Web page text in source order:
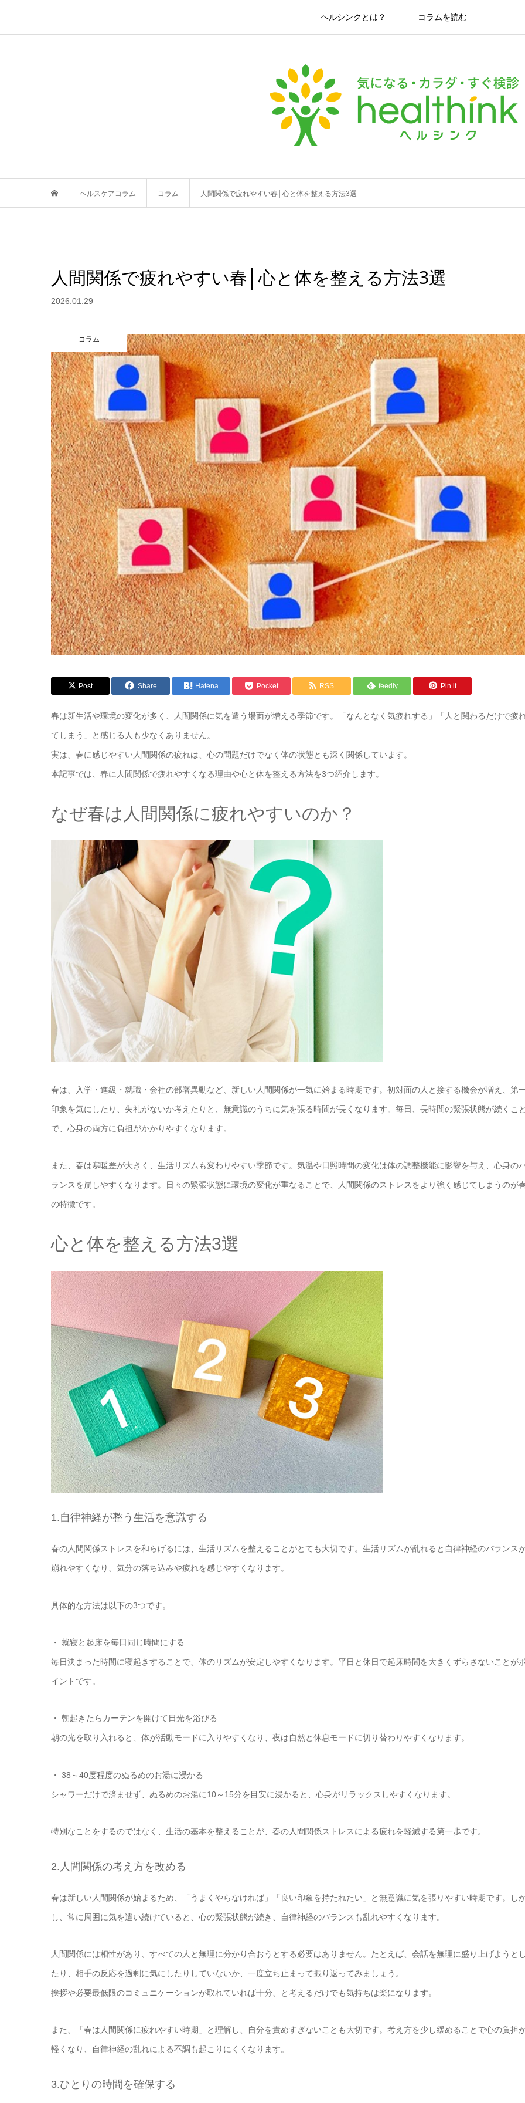
ヘルシンクとは？ コラムを読む
ヘルスケアコラム コラム 人間関係で疲れやすい春│心と体を整える方法3選
人間関係で疲れやすい春│心と体を整える方法3選
2026.01.29
コラム
Post Share Hatena Pocket RSS feedly Pin it
春は新生活や環境の変化が多く、人間関係に気を遣う場面が増える季節です。「なんとなく気疲れする」「人と関わるだけで疲
てしまう」と感じる人も少なくありません。
実は、春に感じやすい人間関係の疲れは、心の問題だけでなく体の状態とも深く関係しています。
本記事では、春に人間関係で疲れやすくなる理由や心と体を整える方法を3つ紹介します。
なぜ春は人間関係に疲れやすいのか？
春は、入学・進級・就職・会社の部署異動など、新しい人間関係が一気に始まる時期です。初対面の人と接する機会が増え、第
印象を気にしたり、失礼がないか考えたりと、無意識のうちに気を張る時間が長くなります。毎日、長時間の緊張状態が続くこ
で、心身の両方に負担がかかりやすくなります。
また、春は寒暖差が大きく、生活リズムも変わりやすい季節です。気温や日照時間の変化は体の調整機能に影響を与え、心身の
ランスを崩しやすくなります。日々の緊張状態に環境の変化が重なることで、人間関係のストレスをより強く感じてしまうのが
の特徴です。
心と体を整える方法3選
1.自律神経が整う生活を意識する
春の人間関係ストレスを和らげるには、生活リズムを整えることがとても大切です。生活リズムが乱れると自律神経のバランス
崩れやすくなり、気分の落ち込みや疲れを感じやすくなります。
具体的な方法は以下の3つです。
・ 就寝と起床を毎日同じ時間にする
毎日決まった時間に寝起きすることで、体のリズムが安定しやすくなります。平日と休日で起床時間を大きくずらさないことが
イントです。
・ 朝起きたらカーテンを開けて日光を浴びる
朝の光を取り入れると、体が活動モードに入りやすくなり、夜は自然と休息モードに切り替わりやすくなります。
・ 38～40度程度のぬるめのお湯に浸かる
シャワーだけで済ませず、ぬるめのお湯に10～15分を目安に浸かると、心身がリラックスしやすくなります。
特別なことをするのではなく、生活の基本を整えることが、春の人間関係ストレスによる疲れを軽減する第一歩です。
2.人間関係の考え方を改める
春は新しい人間関係が始まるため、「うまくやらなければ」「良い印象を持たれたい」と無意識に気を張りやすい時期です。し
し、常に周囲に気を遣い続けていると、心の緊張状態が続き、自律神経のバランスも乱れやすくなります。
人間関係には相性があり、すべての人と無理に分かり合おうとする必要はありません。たとえば、会話を無理に盛り上げようと
たり、相手の反応を過剰に気にしたりしていないか、一度立ち止まって振り返ってみましょう。
挨拶や必要最低限のコミュニケーションが取れていれば十分、と考えるだけでも気持ちは楽になります。
また、「春は人間関係に疲れやすい時期」と理解し、自分を責めすぎないことも大切です。考え方を少し緩めることで心の負担
軽くなり、自律神経の乱れによる不調も起こりにくくなります。
3.ひとりの時間を確保する